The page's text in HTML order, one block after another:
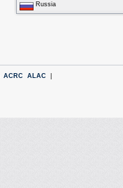
Russia
ACRC ALAC